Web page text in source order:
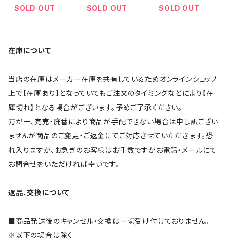
O[グランシスコ]
SOLD OUT
ANCISCO[グラ
SOLD OUT
SCO[グランシス
SOLD OUT
在庫について
当店の在庫はメーカー在庫を共有しているためオンラインショップ
上で【在庫あり】となっていてもご注文のタイミングなどにより【在
庫切れ】となる場合がございます。予めご了承ください。
万が一、完売・廃番により商品が手配できない場合は申し訳ござい
ませんが商品のご変更・ご返金にてご対応させていただきます。恐
れ入りますが、お急ぎのお客様はお手数ですがお電話・メールにて
お問合せをいただければ幸いです。
返品、交換について
■商品発送後のキャンセル・交換は一切受け付けておりません。
※以下の場合は除く